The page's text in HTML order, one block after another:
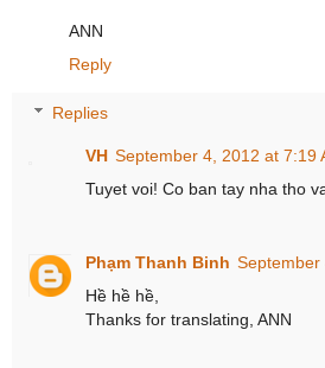
ANN
Reply
Replies
VH September 4, 2012 at 7:19
Tuyet voi! Co ban tay nha tho
Phạm Thanh Binh September
Hề hề hề,
Thanks for translating, ANN